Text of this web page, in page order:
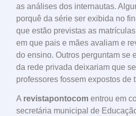
as análises dos internautas.
porquê da série ser exibida no
que estão previstas as
em que pais e mães avaliam e
do ensino. Outros perguntam se
da rede privada deixariam que
professores fossem expostos de
A revistapontocom entrou em
secretária municipal de